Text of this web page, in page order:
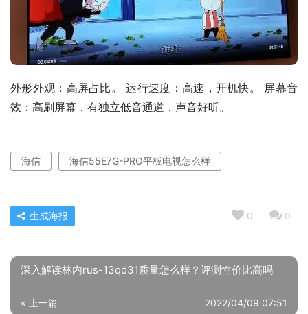
外形外观：高屏占比。 运行速度：高速，开机快。 屏幕音
效：高刷屏幕，有独立低音通道，声音好听。
海信 海信55E7G-PRO平板电视怎么样
0 0
生成海报
深入解读林内rus-13qd31质量怎么样？评测性价比高吗
« 上一篇 2022/04/09 07:51